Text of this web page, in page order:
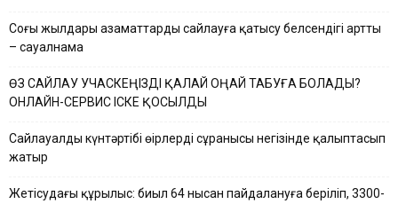
Соңғы жылдары азаматтардың сайлауға қатысу белсендігі артты
– сауалнама
ӨЗ САЙЛАУ УЧАСКЕҢІЗДІ ҚАЛАЙ ОҢАЙ ТАБУҒА БОЛАДЫ?
ОНЛАЙН-СЕРВИС ІСКЕ ҚОСЫЛДЫ
Сайлауалды күнтәртібі өңірлердің сұранысы негізінде қалыптасып
жатыр
Жетісудағы құрылыс: биыл 64 нысан пайдалануға беріліп, 3300-